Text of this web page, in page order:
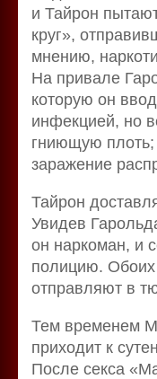
и Тайрон
круг»,
мнению,
На привале
которую он
инфекцией, но
гниющую плоть;
заражение
Тайрон
Увидев
он наркоман, и
полицию.
отправляют в
Тем временем
приходит к
После секса